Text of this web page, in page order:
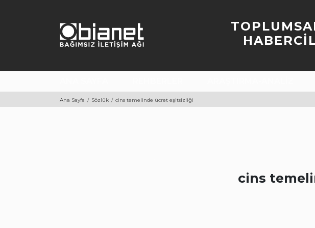
Ana Sayfa Sözlük cins temelinde ücret eşitsizliği
cins